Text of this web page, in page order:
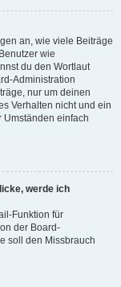
an, wie viele Beiträge
wie
du den Wortlaut
Administration
nur um deinen
Verhalten nicht und ein
Umständen einfach
werde ich
Funktion für
der Board-
soll den Missbrauch